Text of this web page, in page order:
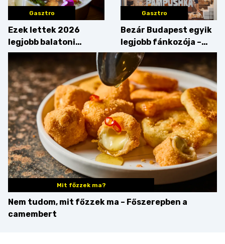
Gasztro
Ezek lettek 2026
legjobb balatoni
strandételei –
végigkóstoltuk a
győzteseket
Gasztro
Bezár Budapest egyik
legjobb fánkozója –
búcsúzik a Pampushka
Mit főzzek ma?
Nem tudom, mit főzzek ma – Főszerepben a
camembert